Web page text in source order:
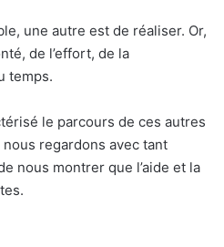
une autre est de réaliser. Or,
de l’effort, de la
temps.
le parcours de ces autres
regardons avec tant
nous montrer que l’aide et la